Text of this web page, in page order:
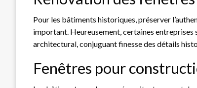
Pour les bâtiments historiques, préserver
important. Heureusement, certaines
architectural, conjuguant finesse des détails
Fenêtres pour